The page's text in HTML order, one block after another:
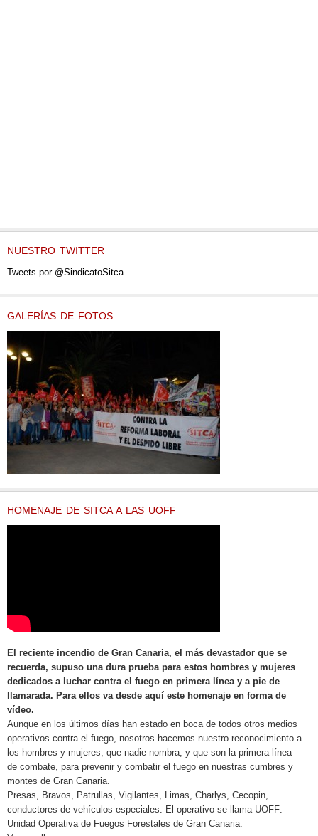
NUESTRO TWITTER
Tweets por @SindicatoSitca
GALERÍAS DE FOTOS
HOMENAJE DE SITCA A LAS UOFF
El reciente incendio de Gran Canaria, el más devastador que se
recuerda, supuso una dura prueba para estos hombres y mujeres
dedicados a luchar contra el fuego en primera línea y a pie de
llamarada. Para ellos va desde aquí este homenaje en forma de
vídeo.
Aunque en los últimos días han estado en boca de todos otros medios
operativos contra el fuego, nosotros hacemos nuestro reconocimiento a
los hombres y mujeres, que nadie nombra, y que son la primera línea
de combate, para prevenir y combatir el fuego en nuestras cumbres y
montes de Gran Canaria.
Presas, Bravos, Patrullas, Vigilantes, Limas, Charlys, Cecopin,
conductores de vehículos especiales. El operativo se llama UOFF:
Unidad Operativa de Fuegos Forestales de Gran Canaria.